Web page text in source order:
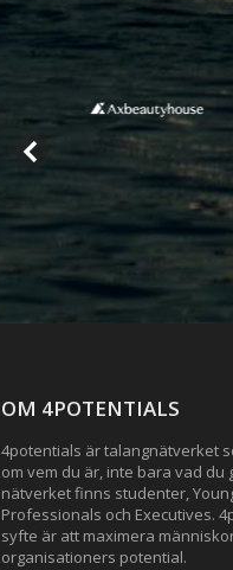
OM 4POTENTIALS
4potentials är talangnätverket
om vem du är, inte bara vad du
nätverket finns studenter,
Professionals och Executives.
syfte är att maximera
organisationers potential.